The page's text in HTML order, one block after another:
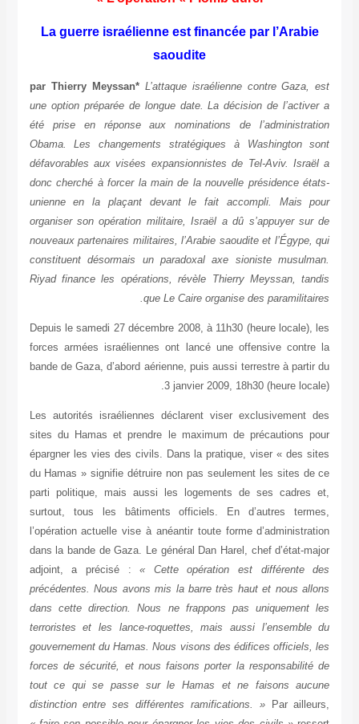
La guerre israélienne est financée par l’Arabie
saoudite
par Thierry Meyssan* L’attaque israélienne contre Gaza, est
une option préparée de longue date. La décision de l’activer a
été prise en réponse aux nominations de l’administration
Obama. Les changements stratégiques à Washington sont
défavorables aux visées expansionnistes de Tel-Aviv. Israël a
donc cherché à forcer la main de la nouvelle présidence états-
unienne en la plaçant devant le fait accompli. Mais pour
organiser son opération militaire, Israël a dû s’appuyer sur de
nouveaux partenaires militaires, l’Arabie saoudite et l’Égype, qui
constituent désormais un paradoxal axe sioniste musulman.
Riyad finance les opérations, révèle Thierry Meyssan, tandis
que Le Caire organise des paramilitaires.
Depuis le samedi 27 décembre 2008, à 11h30 (heure locale), les
forces armées israéliennes ont lancé une offensive contre la
bande de Gaza, d’abord aérienne, puis aussi terrestre à partir du
3 janvier 2009, 18h30 (heure locale).
Les autorités israéliennes déclarent viser exclusivement des
sites du Hamas et prendre le maximum de précautions pour
épargner les vies des civils. Dans la pratique, viser « des sites
du Hamas » signifie détruire non pas seulement les sites de ce
parti politique, mais aussi les logements de ses cadres et,
surtout, tous les bâtiments officiels. En d’autres termes,
l’opération actuelle vise à anéantir toute forme d’administration
dans la bande de Gaza. Le général Dan Harel, chef d’état-major
adjoint, a précisé :« Cette opération est différente des
précédentes. Nous avons mis la barre très haut et nous allons
dans cette direction. Nous ne frappons pas uniquement les
terroristes et les lance-roquettes, mais aussi l’ensemble du
gouvernement du Hamas. Nous visons des édifices officiels, les
forces de sécurité, et nous faisons porter la responsabilité de
tout ce qui se passe sur le Hamas et ne faisons aucune
distinction entre ses différentes ramifications. »Par ailleurs,